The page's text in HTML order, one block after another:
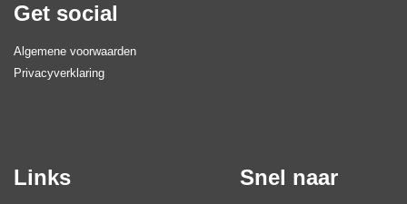
Get social
Algemene voorwaarden
Privacyverklaring
Links Snel naar